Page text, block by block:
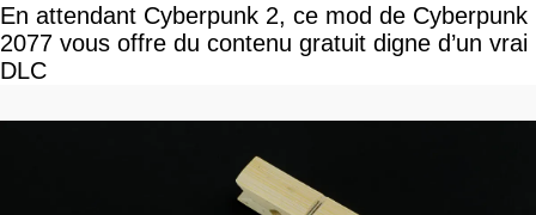
En attendant Cyberpunk 2, ce mod de Cyberpunk
2077 vous offre du contenu gratuit digne d’un vrai
DLC